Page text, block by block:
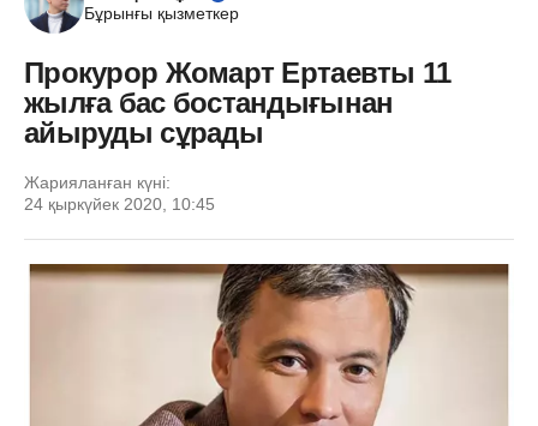
Бұрынғы қызметкер
Прокурор Жомарт Ертаевты 11
жылға бас бостандығынан
айыруды сұрады
Жарияланған күні:
24 қыркүйек 2020, 10:45